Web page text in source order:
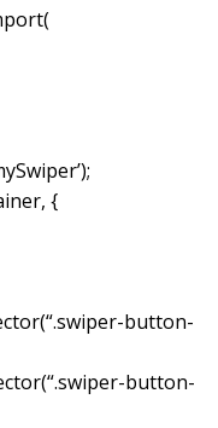
{
button-
button-